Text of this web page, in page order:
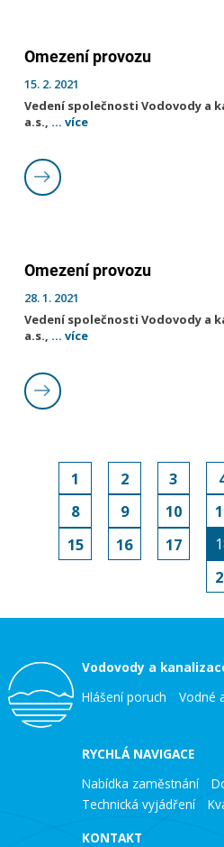
Omezení provozu
15. 2. 2021
Vedení společnosti Vodovody a
a.s., ... více
Omezení provozu
28. 1. 2021
Vedení společnosti Vodovody a
a.s., ... více
1 2 3
8
9 10
15
16 17
Vodovody a
Hlášení poruch
Vodné
RYCHLÁ NAVIGACE
Nabídka zaměstnání
Technická vyjádření
KONTAKT